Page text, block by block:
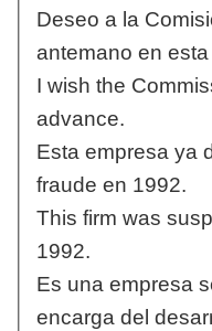
Deseo a la
antemano en
I wish the
advance.
Esta empresa ya
fraude en 1992.
This firm was
1992.
Es una empresa
encarga del